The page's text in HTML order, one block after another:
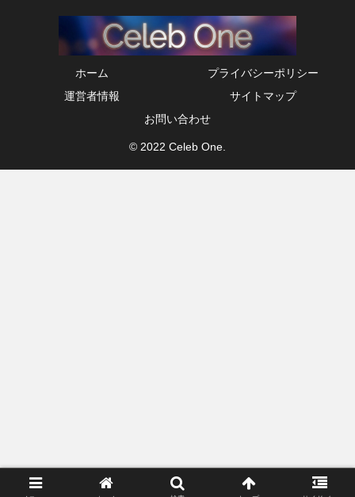
ホーム
プライバシーポリシー
運営者情報
サイトマップ
お問い合わせ
© 2022 Celeb One.